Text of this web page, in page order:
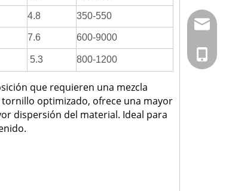
4.8 350-550
7.6 600-9000
5.3 800-1200
que requieren una mezcla
optimizado, ofrece una mayor
dispersión del material. Ideal para
+ 86-